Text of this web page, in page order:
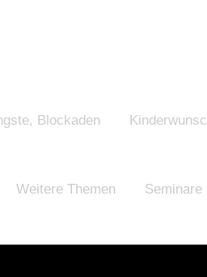
Blockaden
Weitere Themen Seminare